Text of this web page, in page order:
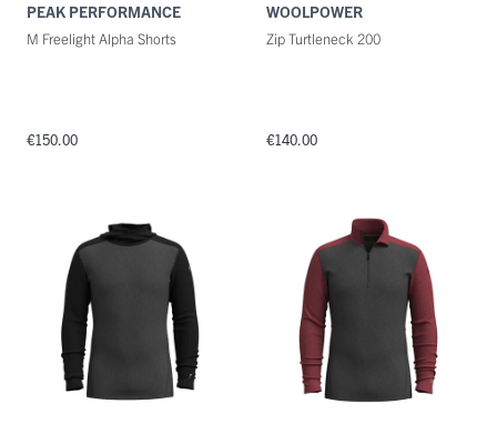
PEAK PERFORMANCE
M Freelight Alpha Shorts
€150.00
WOOLPOWER
Zip Turtleneck 200
€140.00